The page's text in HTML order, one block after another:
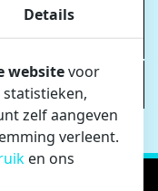
kan ik
Details
websitevoor
zelf aangeven
verleent.
en ons